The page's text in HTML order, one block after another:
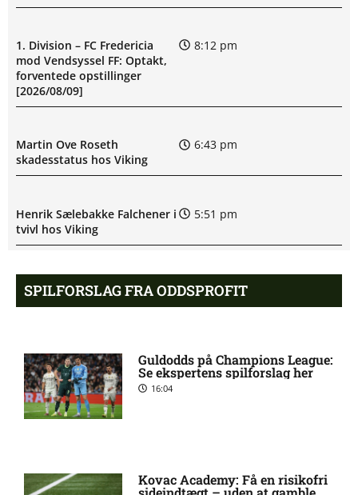
1. Division – FC Fredericia
mod Vendsyssel FF: Optakt,
forventede opstillinger
[2026/08/09]
8:12 pm
Martin Ove Roseth
skadesstatus hos Viking
6:43 pm
Henrik Sælebakke Falchener i
tvivl hos Viking
5:51 pm
Ibrahim Cissé skade: status
hos AIK Stockholm
4:39 pm
Charlie Steven Brian Pavey
skade: status hos AIK
Stockholm
4:07 pm
SPILFORSLAG FRA ODDSPROFIT
Guldodds på Champions League:
Se ekspertens spilforslag her
16:04
Kovac Academy: Få en risikofri